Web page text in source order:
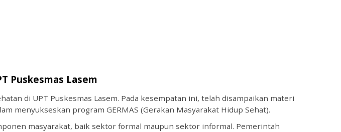
Puskesmas Lasem
di UPT Puskesmas Lasem. Pada kesempatan ini, telah disampaikan materi
menyukseskan program GERMAS (Gerakan Masyarakat Hidup Sehat).
masyarakat, baik sektor formal maupun sektor informal. Pemerintah